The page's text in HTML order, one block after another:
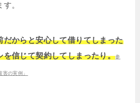
。
だからと安心して借りてしまった
を信じて契約してしまったり。参
の実例」